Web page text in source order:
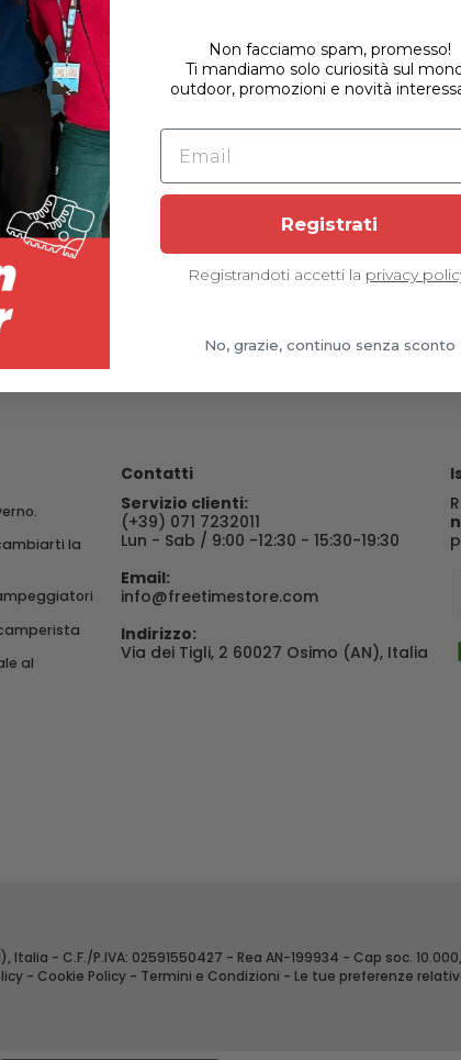
la
al
Contatti
Servizio clienti:
(+39) 071 7232011
Lun - Sab / 9:00 -12:30 - 15:30-19:30
Email:
info@freetimestore.com
Indirizzo:
Via dei Tigli, 2 60027 Osimo (AN), Italia
- C.F./P.IVA: 02591550427 - Rea AN-199934 - Cap soc.
- Cookie Policy- Termini e Condizioni - Le tue preferenze
Non facciamo spam, promesso!
Ti mandiamo solo curiosità sul
outdoor, promozioni e novità
Email
Registrati
Registrandoti accetti la privacy
No, grazie, continuo senza sconto